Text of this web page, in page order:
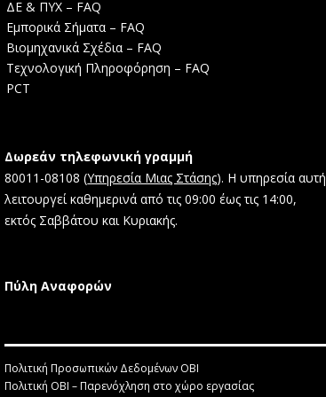
ΔΕ & ΠΥΧ – FAQ
Εμπορικά Σήματα – FAQ
Βιομηχανικά Σχέδια – FAQ
Τεχνολογική Πληροφόρηση – FAQ
PCT
Δωρεάν τηλεφωνική γραμμή
80011-08108 (Υπηρεσία Μιας Στάσης). Η υπηρεσία αυτή
λειτουργεί καθημερινά από τις 09:00 έως τις 14:00,
εκτός Σαββάτου και Κυριακής.
Πύλη Αναφορών
Πολιτική Προσωπικών Δεδομένων ΟΒΙ
Πολιτική ΟΒΙ – Παρενόχληση στο χώρο εργασίας